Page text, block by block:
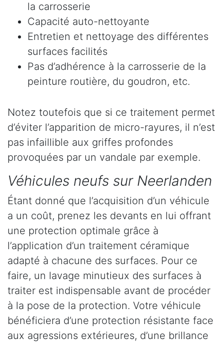
la carrosserie
Capacité auto-nettoyante
Entretien et nettoyage des différentes
surfaces facilités
Pas d’adhérence à la carrosserie de la
peinture routière, du goudron, etc.
Notez toutefois que si ce traitement permet
d’éviter l’apparition de micro-rayures, il n’est
pas infaillible aux griffes profondes
provoquées par un vandale par exemple.
Véhicules neufs sur Neerlanden
Étant donné que l’acquisition d’un véhicule
a un coût, prenez les devants en lui offrant
une protection optimale grâce à
l’application d’un traitement céramique
adapté à chacune des surfaces. Pour ce
faire, un lavage minutieux des surfaces à
traiter est indispensable avant de procéder
à la pose de la protection. Votre véhicule
bénéficiera d’une protection résistante face
aux agressions extérieures, d’une brillance